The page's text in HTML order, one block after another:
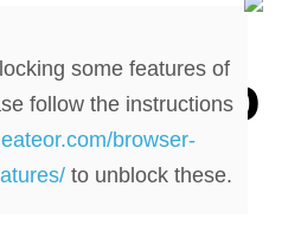
бъда
some features of
follow the instructions
browser-
to unblock these.